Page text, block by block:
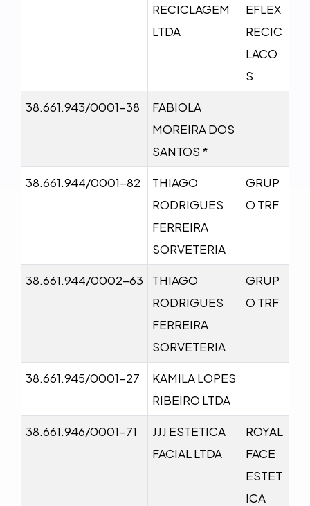
RECICLAGEM
LTDA
EFLEX
RECIC
LACO
S
38.661.943/0001-38
FABIOLA
MOREIRA DOS
SANTOS *
38.661.944/0001-82
THIAGO
RODRIGUES
FERREIRA
SORVETERIA
GRUP
O TRF
38.661.944/0002-63
THIAGO
RODRIGUES
FERREIRA
SORVETERIA
GRUP
O TRF
38.661.945/0001-27
KAMILA LOPES
RIBEIRO LTDA
38.661.946/0001-71
JJJ ESTETICA
FACIAL LTDA
ROYAL
FACE
ESTET
ICA